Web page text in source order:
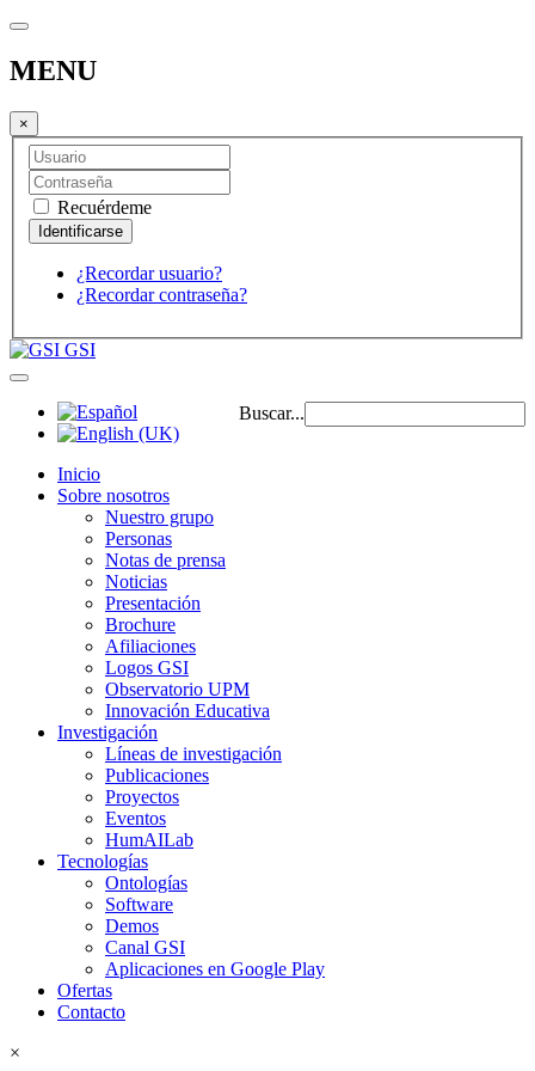
MENU
×
Recuérdeme
¿Recordar usuario?
¿Recordar contraseña?
GSI
Buscar...
Inicio
Sobre nosotros
Nuestro grupo
Personas
Notas de prensa
Noticias
Presentación
Brochure
Afiliaciones
Logos GSI
Observatorio UPM
Innovación Educativa
Investigación
Líneas de investigación
Publicaciones
Proyectos
Eventos
HumAILab
Tecnologías
Ontologías
Software
Demos
Canal GSI
Aplicaciones en Google Play
Ofertas
Contacto
×